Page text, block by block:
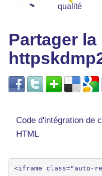
qualité
Partager la
Code d'intégration de
HTML